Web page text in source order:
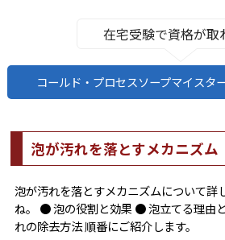
在宅受験で資格が取
コールド・プロセスソープマイスタ
泡が汚れを落とすメカニズム
泡が汚れを落とすメカニズムについて詳
ね。 ● 泡の役割と効果 ● 泡立てる理由
れの除去方法 順番にご紹介します。